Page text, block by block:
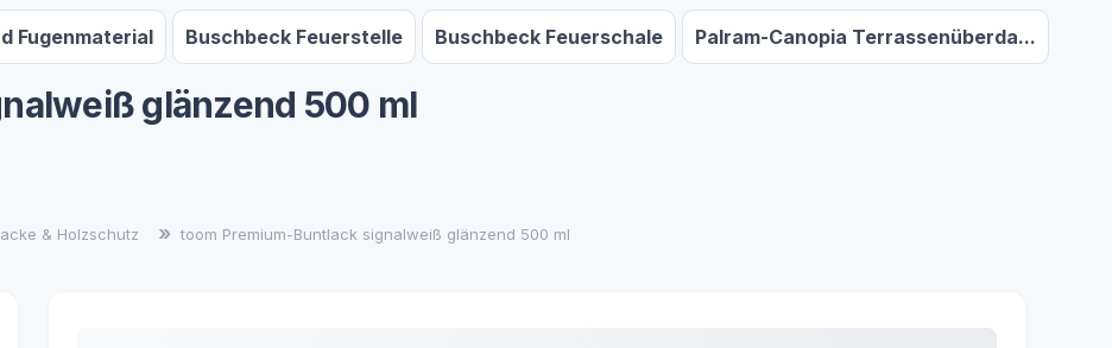
Fugenmaterial Buschbeck Feuerstelle Buschbeck Feuerschale Palram-Canopia Terrassenüberda...
glänzend 500 ml
& Holzschutz toom Premium-Buntlack signalweiß glänzend 500 ml